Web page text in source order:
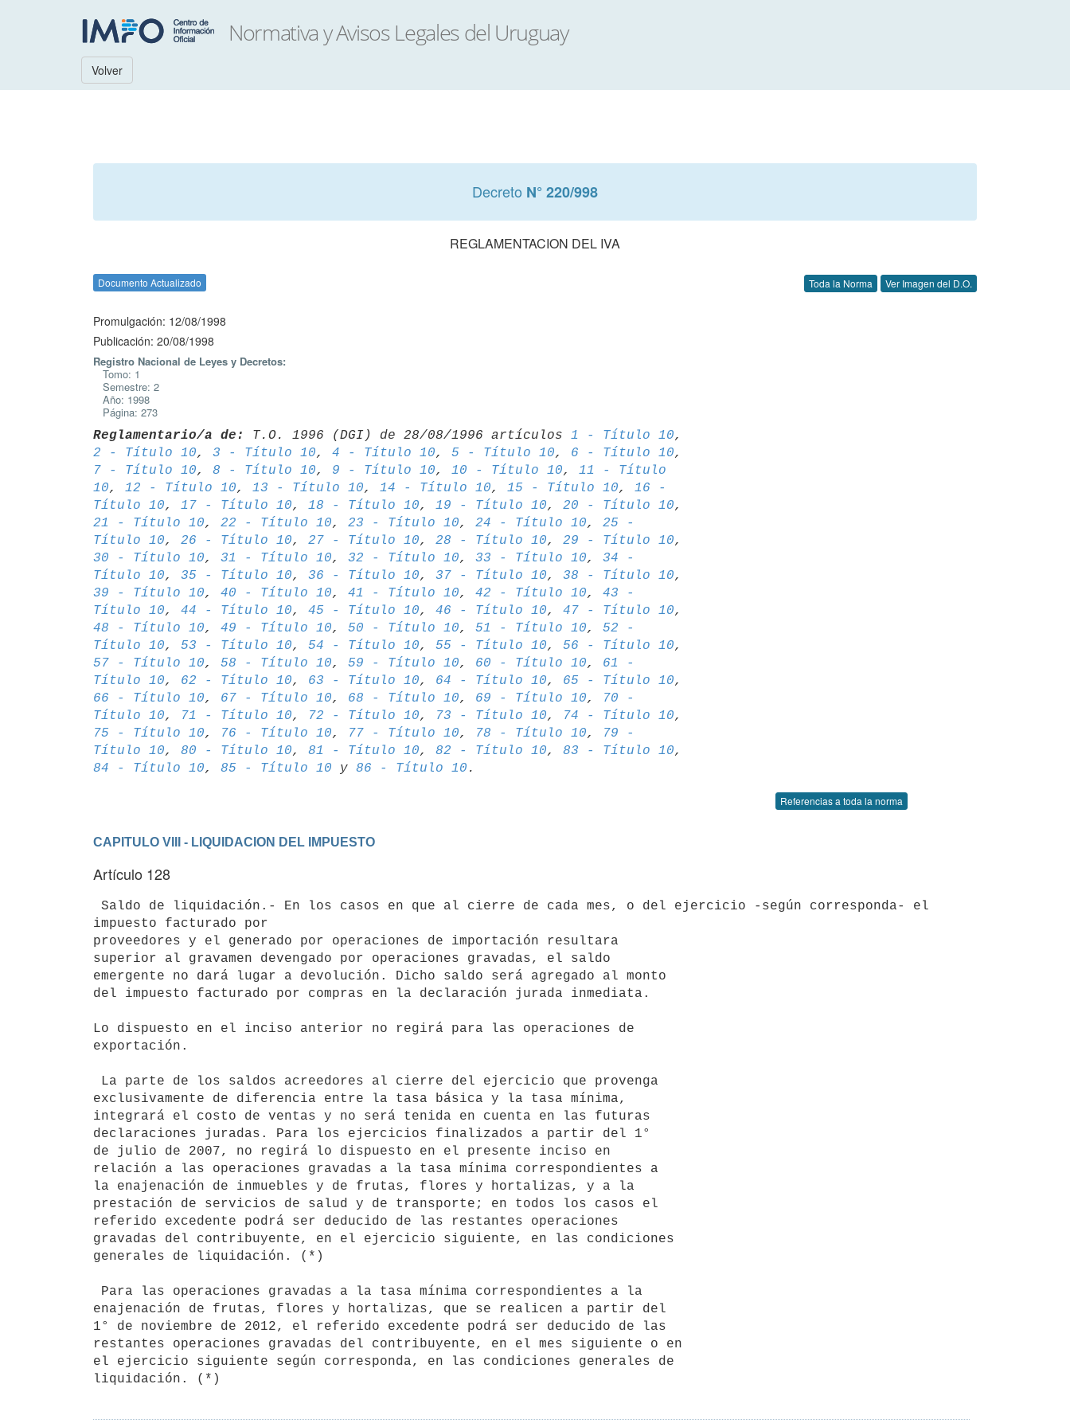
Volver
Decreto N° 220/998
REGLAMENTACION DEL IVA
Documento Actualizado Toda la Norma Ver Imagen del D.O.
Promulgación: 12/08/1998
Publicación: 20/08/1998
Registro Nacional de Leyes y Decretos:
Tomo: 1
Semestre: 2
Año: 1998
Página: 273
Reglamentario/a de: T.O. 1996 (DGI) de 28/08/1996 artículos 1 - Título 10
2 - Título 10, 3 - Título 10, 4 - Título 10, 5 - Título 10, 6 - Título 10
7 - Título 10, 8 - Título 10, 9 - Título 10, 10 - Título 10, 11 - Título
10, 12 - Título 10, 13 - Título 10, 14 - Título 10, 15 - Título 10, 16 -
Título 10, 17 - Título 10, 18 - Título 10, 19 - Título 10, 20 - Título 10
21 - Título 10, 22 - Título 10, 23 - Título 10, 24 - Título 10, 25 -
Título 10, 26 - Título 10, 27 - Título 10, 28 - Título 10, 29 - Título 10
30 - Título 10, 31 - Título 10, 32 - Título 10, 33 - Título 10, 34 -
Título 10, 35 - Título 10, 36 - Título 10, 37 - Título 10, 38 - Título 10
39 - Título 10, 40 - Título 10, 41 - Título 10, 42 - Título 10, 43 -
Título 10, 44 - Título 10, 45 - Título 10, 46 - Título 10, 47 - Título 10
48 - Título 10, 49 - Título 10, 50 - Título 10, 51 - Título 10, 52 -
Título 10, 53 - Título 10, 54 - Título 10, 55 - Título 10, 56 - Título 10
57 - Título 10, 58 - Título 10, 59 - Título 10, 60 - Título 10, 61 -
Título 10, 62 - Título 10, 63 - Título 10, 64 - Título 10, 65 - Título 10
66 - Título 10, 67 - Título 10, 68 - Título 10, 69 - Título 10,
70 -
Título 10, 71 - Título 10, 72 - Título 10, 73 - Título 10, 74 - Título 10
75 - Título 10, 76 - Título 10, 77 - Título 10, 78 - Título 10,
79 -
Título 10, 80 - Título 10, 81 - Título 10, 82 - Título 10, 83 - Título 10
84 - Título 10, 85 - Título 10 y 86 - Título 10
Referencias a toda la norma
CAPITULO VIII - LIQUIDACION DEL IMPUESTO
Artículo 128
impuesto facturado por
proveedores y el generado por operaciones de importación resultara
superior al gravamen devengado por operaciones gravadas, el saldo
emergente no dará lugar a devolución. Dicho saldo será agregado al monto
del impuesto facturado por compras en la declaración jurada inmediata.
Lo dispuesto en el inciso anterior no regirá para las operaciones de
exportación.
exclusivamente de diferencia entre la tasa básica y la tasa mínima,
integrará el costo de ventas y no será tenida en cuenta en las futuras
declaraciones juradas. Para los ejercicios finalizados a partir del 1°
de julio de 2007, no regirá lo dispuesto en el presente inciso en
relación a las operaciones gravadas a la tasa mínima correspondientes a
la enajenación de inmuebles y de frutas, flores y hortalizas, y a la
prestación de servicios de salud y de transporte; en todos los casos el
referido excedente podrá ser deducido de las restantes operaciones
gravadas del contribuyente, en el ejercicio siguiente, en las condiciones
generales de liquidación. (*)
enajenación de frutas, flores y hortalizas, que se realicen a partir del
1° de noviembre de 2012, el referido excedente podrá ser deducido de las
restantes operaciones gravadas del contribuyente, en el mes siguiente o en
el ejercicio siguiente según corresponda, en las condiciones generales de
liquidación. (*)